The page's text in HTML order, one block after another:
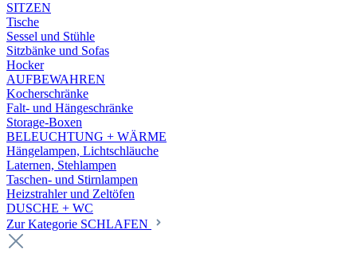
SITZEN
Tische
Sessel und Stühle
Sitzbänke und Sofas
Hocker
AUFBEWAHREN
Kocherschränke
Falt- und Hängeschränke
Storage-Boxen
BELEUCHTUNG + WÄRME
Hängelampen, Lichtschläuche
Laternen, Stehlampen
Taschen- und Stirnlampen
Heizstrahler und Zeltöfen
DUSCHE + WC
Zur Kategorie SCHLAFEN